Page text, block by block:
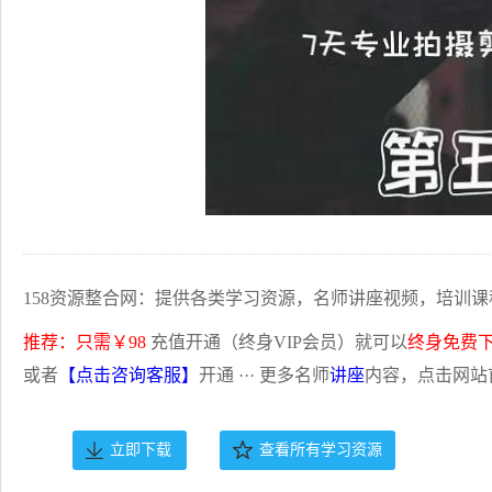
158资源整合网：提供各类学习资源，名师讲座视频，培训
推荐：只需￥98 充值开通（终身VIP会员）就可以终身免费
或者 【点击咨询客服】 开通 ··· 更多名师讲座内容，点击网
立即下载 查看所有学习资源